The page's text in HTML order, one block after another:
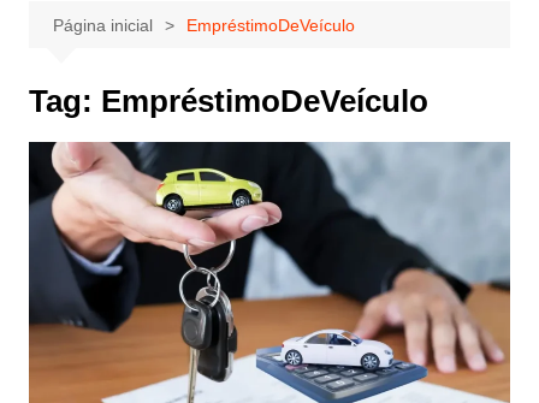
Página inicial EmpréstimoDeVeículo
Tag: EmpréstimoDeVeículo